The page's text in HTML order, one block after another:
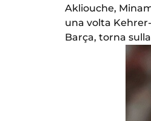
Akliouche,
una volta
Barça, torna